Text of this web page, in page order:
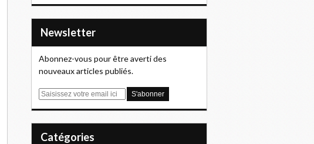
Newsletter
Abonnez-vous pour être averti des
nouveaux articles publiés.
E
Catégories